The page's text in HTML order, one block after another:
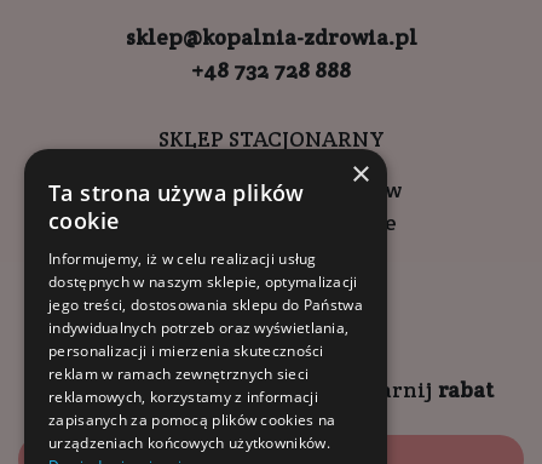
sklep@kopalnia-zdrowia.pl
+48 732 728 888
SKLEP STACJONARNY
ul. Wadowicka 6, Kraków
Kompleks Buma Square
godziny otwarcia:
9:00 - 18:00 (pon-pt)
10:00 - 14:00 (sob)
Zapisz się naNEWSLETTER zgarnij rabat
×
Ta strona używa plików
cookie
Informujemy, iż w celu realizacji usług
dostępnych w naszym sklepie, optymalizacji
jego treści, dostosowania sklepu do Państwa
indywidualnych potrzeb oraz wyświetlania,
personalizacji i mierzenia skuteczności
reklam w ramach zewnętrznych sieci
reklamowych, korzystamy z informacji
zapisanych za pomocą plików cookies na
urządzeniach końcowych użytkowników.